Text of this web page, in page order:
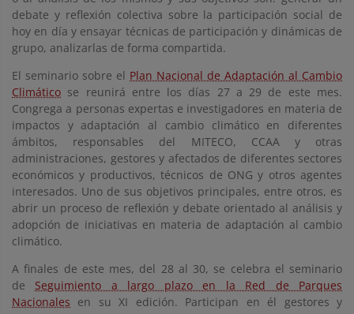
debate y reflexión colectiva sobre la participación social de
hoy en día y ensayar técnicas de participación y dinámicas de
grupo, analizarlas de forma compartida.
El seminario sobre el Plan Nacional de Adaptación al Cambio
Climático se reunirá entre los días 27 a 29 de este mes.
Congrega a personas expertas e investigadores en materia de
impactos y adaptación al cambio climático en diferentes
ámbitos, responsables del MITECO, CCAA y otras
administraciones, gestores y afectados de diferentes sectores
económicos y productivos, técnicos de ONG y otros agentes
interesados. Uno de sus objetivos principales, entre otros, es
abrir un proceso de reflexión y debate orientado al análisis y
adopción de iniciativas en materia de adaptación al cambio
climático.
A finales de este mes, del 28 al 30, se celebra el seminario
de Seguimiento a largo plazo en la Red de Parques
Nacionales en su XI edición. Participan en él gestores y